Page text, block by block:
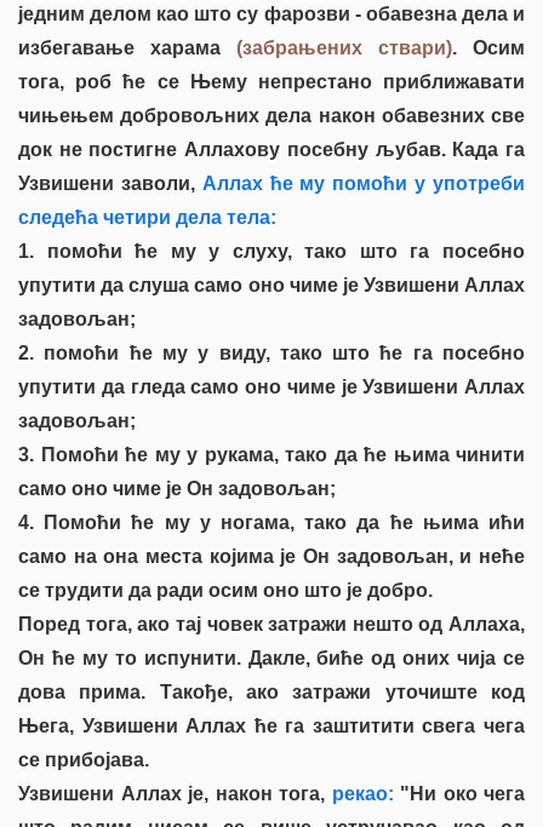
једним делом као што су фарозви - обавезна дела и
избегавање харама (забрањених ствари). Осим
тога, роб ће се Њему непрестано приближавати
чињењем добровољних дела након обавезних све
док не постигне Аллахову посебну љубав. Када га
Узвишени заволи,Аллах ће му помоћи у употреби
следећа четири дела тела:
1. помоћи ће му у слуху, тако што га посебно
упутити да слуша само оно чиме је Узвишени Аллах
задовољан;
2. помоћи ће му у виду, тако што ће га посебно
упутити да гледа само оно чиме је Узвишени Аллах
задовољан;
3. Помоћи ће му у рукама, тако да ће њима чинити
само оно чиме је Он задовољан;
4. Помоћи ће му у ногама, тако да ће њима ићи
само на она места којима је Он задовољан, и неће
се трудити да ради осим оно што је добро.
Поред тога, ако тај човек затражи нешто од Аллаха,
Он ће му то испунити. Дакле, биће од оних чија се
дова прима. Такође, ако затражи уточиште код
Њега, Узвишени Аллах ће га заштитити свега чега
се прибојава.
Узвишени Аллах је, након тога, рекао: "Ни око чега